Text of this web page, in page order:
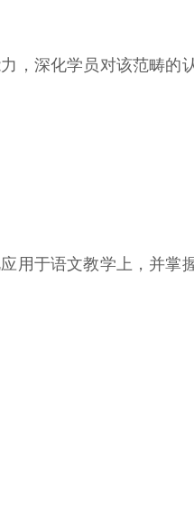
，深化学员对该范畴的
于语文教学上，并掌